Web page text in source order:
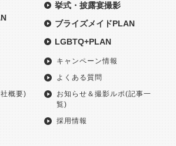
挙式・披露宴撮影
ブライズメイドPLAN
LGBTQ+PLAN
キャンペーン情報
よくある質問
概要)
お知らせ＆撮影ルポ(記事一
覧)
採用情報